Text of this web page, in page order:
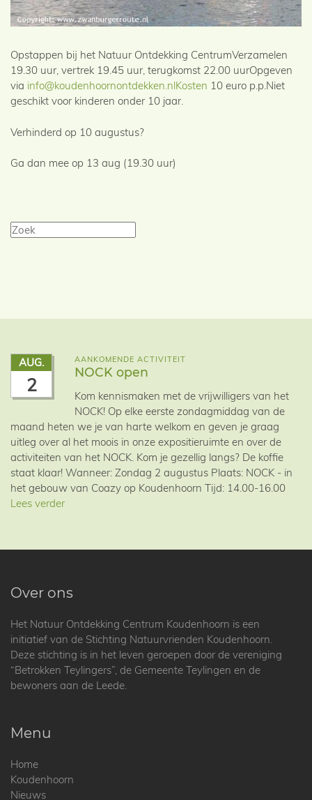
Opstappen bij het Natuur Ontdekking CentrumVerzamelen
19.30 uur, vertrek 19.45 uur, terugkomst 22.00 uurOpgeven
via info@koudenhoornontdekken.nlKosten 10 euro p.p.Niet
geschikt voor kinderen onder 10 jaar.
Verhinderd op 10 augustus?
Ga dan mee op 13 aug (19.30 uur)
AUG.
2
AANKOMENDE ACTIVITEIT
NOCK open
Kom kennismaken met de vrijwilligers van het
NOCK! Op elke eerste zondagmiddag van de
maand heten we je van harte welkom en geven je graag
uitleg over al het moois in onze expositieruimte en over de
activiteiten van het NOCK. Kom je gezellig langs? De koffie
staat klaar! Wanneer: Zondag 2 augustus Plaats: NOCK - in
het gebouw van Coazy op Koudenhoorn Tijd: 14.00-16.00
Lees verder
Over ons
Het Natuur Ontdekking Centrum Koudenhoorn is een
initiatief van de Stichting Natuurvrienden Koudenhoorn.
Deze stichting is in het leven geroepen door de vereniging
“Betrokken Teylingers”, de Gemeente Teylingen en de
bewoners aan de Leede.
Menu
Home
Koudenhoorn
Nieuws